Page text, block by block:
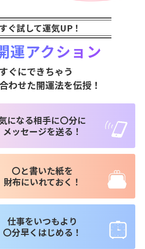
ぐ試して運気UP！
運アクション
すぐにできちゃう
わせた開運法を伝授！
になる相手に〇分に
メッセージを送る！
〇と書いた紙を
財布にいれておく！
仕事をいつもより
〇分早くはじめる！